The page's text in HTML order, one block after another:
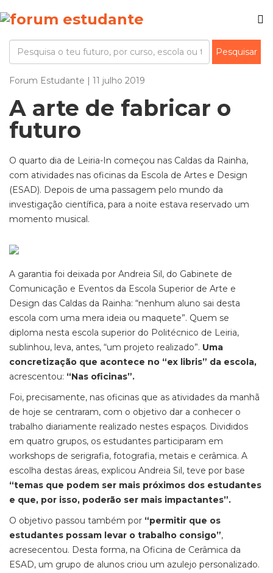
Forum Estudante | 11 julho 2019
A arte de fabricar o
futuro
O quarto dia de Leiria-In começou nas Caldas da Rainha,
com atividades nas oficinas da Escola de Artes e Design
(ESAD). Depois de uma passagem pelo mundo da
investigação científica, para a noite estava reservado um
momento musical.
A garantia foi deixada por Andreia Sil, do Gabinete de
Comunicação e Eventos da Escola Superior de Arte e
Design das Caldas da Rainha: “nenhum aluno sai desta
escola com uma mera ideia ou maquete”. Quem se
diploma nesta escola superior do Politécnico de Leiria,
sublinhou, leva, antes, “um projeto realizado”. Uma
concretização que acontece no “ex libris” da escola,
acrescentou: “Nas oficinas”.
Foi, precisamente, nas oficinas que as atividades da manhã
de hoje se centraram, com o objetivo dar a conhecer o
trabalho diariamente realizado nestes espaços. Divididos
em quatro grupos, os estudantes participaram em
workshops de serigrafia, fotografia, metais e cerâmica. A
escolha destas áreas, explicou Andreia Sil, teve por base
“temas que podem ser mais próximos dos estudantes
e que, por isso, poderão ser mais impactantes”.
O objetivo passou também por “permitir que os
estudantes possam levar o trabalho consigo”,
acresecentou. Desta forma, na Oficina de Cerâmica da
ESAD, um grupo de alunos criou um azulejo personalizado.